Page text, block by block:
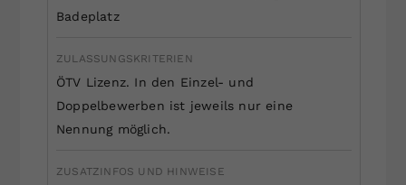
Badeplatz
ZULASSUNGSKRITERIEN
ÖTV Lizenz. In den Einzel- und
Doppelbewerben ist jeweils nur eine
Nennung möglich.
ZUSATZINFOS UND HINWEISE